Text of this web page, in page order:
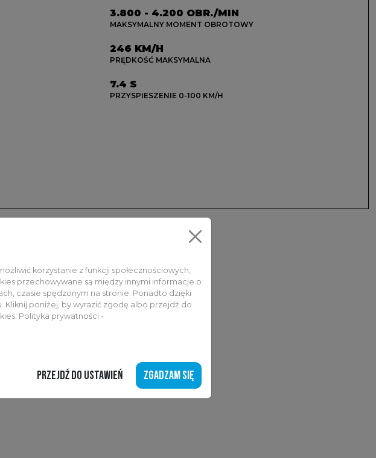
3.800 - 4.200 OBR./MIN
MAKSYMALNY MOMENT OBROTOWY
246 KM/H
PRĘDKOŚĆ MAKSYMALNA
7.4 S
PRZYSPIESZENIE 0-100 KM/H
korzystanie z funkcji społecznościowych,
przechowywane są między innymi informacje o
czasie spędzonym na stronie. Ponadto dzięki
Kliknij poniżej, by wyrazić zgodę albo przejdź do
Polityka prywatności -
PRZEJDŹ DO USTAWIEŃ ZGADZAM SIĘ